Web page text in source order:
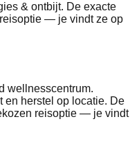
& ontbijt. De exacte
— je vindt ze op
wellnesscentrum.
en herstel op locatie. De
reisoptie — je vindt